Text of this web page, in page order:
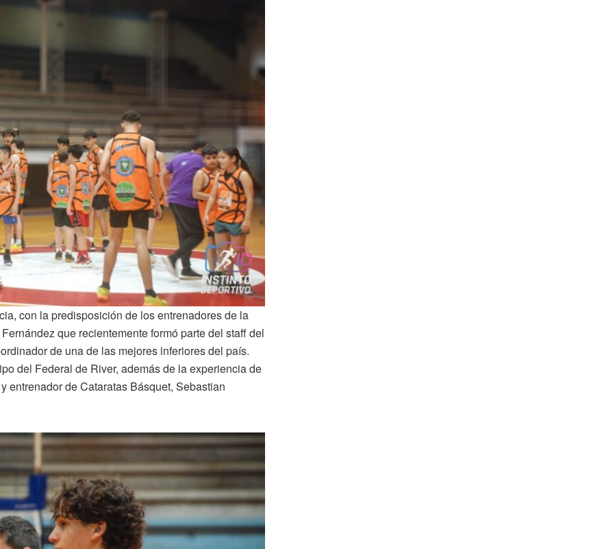
con la predisposición de los entrenadores de la
que recientemente formó parte del staff del
de una de las mejores inferiores del país.
del Federal de River, además de la experiencia de
entrenador de Cataratas Básquet, Sebastian